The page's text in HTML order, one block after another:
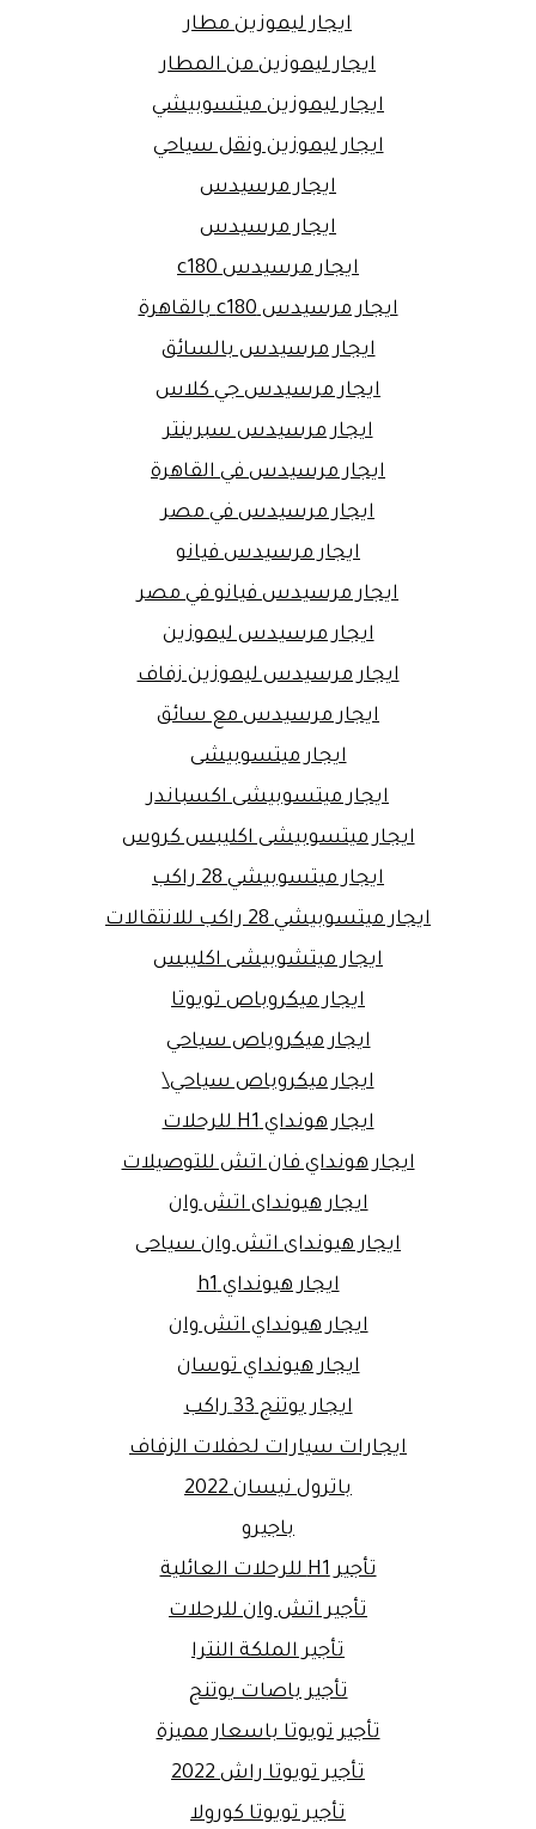
ايجار ليموزين مطار
ايجار ليموزين من المطار
ايجار ليموزين ميتسوبيشي
ايجار ليموزين ونقل سياحي
ايجار مرسيدس
ايجار مرسيدس
ايجار مرسيدس c180
ايجار مرسيدس c180 بالقاهرة
ايجار مرسيدس بالسائق
ايجار مرسيدس جي كلاس
ايجار مرسيدس سبرينتر
ايجار مرسيدس في القاهرة
ايجار مرسيدس في مصر
ايجار مرسيدس فيانو
ايجار مرسيدس فيانو في مصر
ايجار مرسيدس ليموزين
ايجار مرسيدس ليموزين زفاف
ايجار مرسيدس مع سائق
ايجار ميتسوبيشى
ايجار ميتسوبيشى اكسباندر
ايجار ميتسوبيشى اكليبس كروس
ايجار ميتسوبيشي 28 راكب
ايجار ميتسوبيشي 28 راكب للانتقالات
ايجار ميتشوبيشى اكليبس
ايجار ميكروباص تويوتا
ايجار ميكروباص سياحي
ايجار ميكروباص سياحي\
ايجار هونداي H1 للرحلات
ايجار هونداي فان اتش للتوصيلات
ايجار هيونداى اتش وان
ايجار هيونداى اتش وان سياحى
ايجار هيونداي h1
ايجار هيونداي اتش وان
ايجار هيونداي توسان
ايجار يوتنج 33 راكب
ايجارات سيارات لحفلات الزفاف
باترول نيسان 2022
باجيرو
تأجير H1 للرحلات العائلية
تأجير اتش وان للرحلات
تأجير الملكة النترا
تأجير باصات يوتنج
تأجير تويوتا باسعار مميزة
تأجير تويوتا راش 2022
تأجير تويوتا كورولا